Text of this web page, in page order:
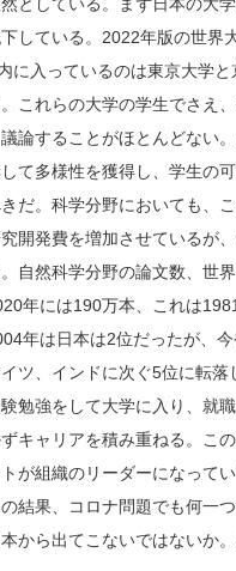
然としている。まず日本の大
下している。2022年版の世界
に入っているのは東京大学
これらの大学の学生でさえ
論することがほとんどない
て多様性を獲得し、学生の
だ。科学分野においても、
開発費を増加させているが
自然科学分野の論文数、世
年には190万本、これは
年は日本は2位だったが、
ツ、インドに次ぐ5位に転落
勉強をして大学に入り、就
キャリアを積み重ねる。こ
が組織のリーダーになって
結果、コロナ問題でも何一
から出てこないではないか